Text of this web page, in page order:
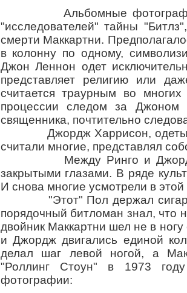
Альбомные фотографии
"исследователей" тайны
смерти Маккартни.
в колонну по одному,
Джон Леннон одет
представляет религию или
считается траурным во
процессии следом за Джоном
священника, почтительно
Джордж Харрисон, одетый
считали многие, представлял
Между Ринго и Джорджем
закрытыми глазами. В ряде
И снова многие усмотрели в
"Этот" Пол держал сигарету
порядочный битломан знал, что
двойник Маккартни шел не в
и Джордж двигались единой
делал шаг левой ногой, а
"Роллинг Стоун" в 1973
фотографии: